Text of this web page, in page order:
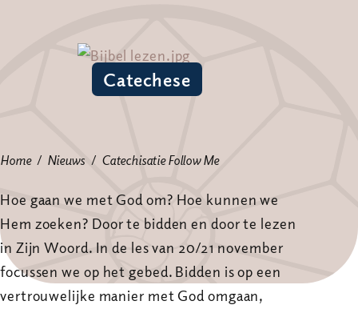
Catechese
Home Nieuws Catechisatie Follow Me
Hoe gaan we met God om? Hoe kunnen we
Hem zoeken? Door te bidden en door te lezen
in Zijn Woord. In de les van 20/21 november
focussen we op het gebed. Bidden is op een
vertrouwelijke manier met God omgaan,